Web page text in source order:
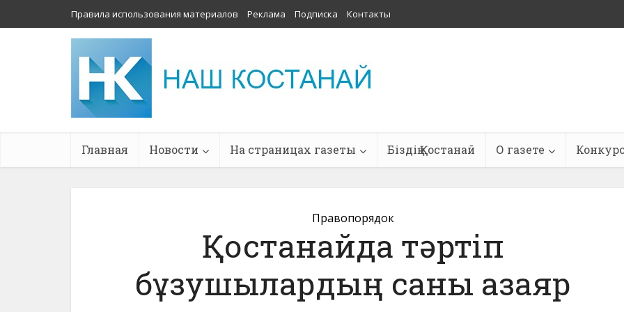
Правила использования материалов Реклама Подписка Контакты
Главная Новости На страницах газеты Біздің Қостанай О газете
Правопорядок
Қостанайда тәртіп
бұзушылардың саны азаяр